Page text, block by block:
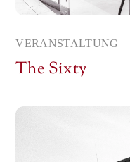
VERANSTALTUNG
The Sixty